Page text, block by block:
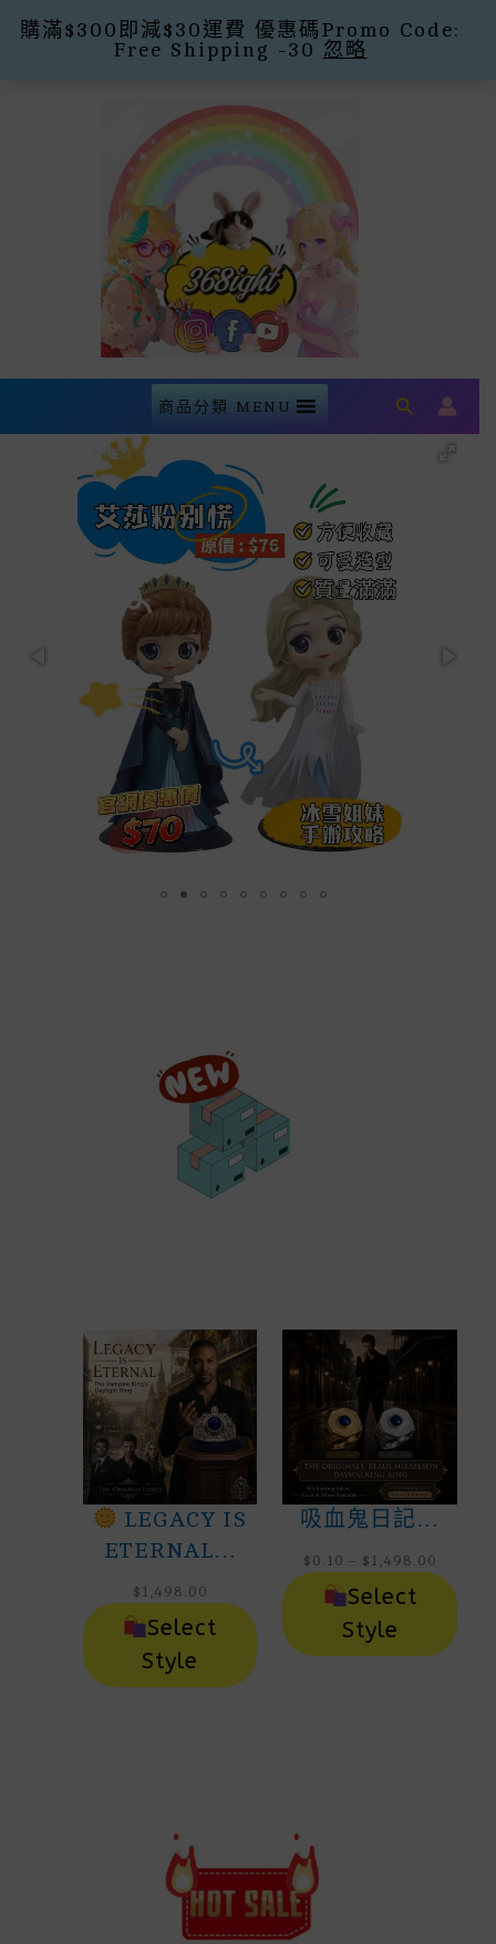
購滿$300即減$30運費 優惠碼Promo Code:
Free Shipping -30 忽略
商品分類 MENU Search
LEGACY IS
ETERNAL…
$ 1,498.00
Select
Style
吸血鬼日記…
$ 0.10 – $ 1,498.00
Range:
$0.10
Select
Style